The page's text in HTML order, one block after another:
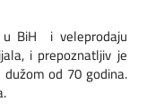
u BiH i veleprodaju
i prepoznatljiv je
od 70 godina.